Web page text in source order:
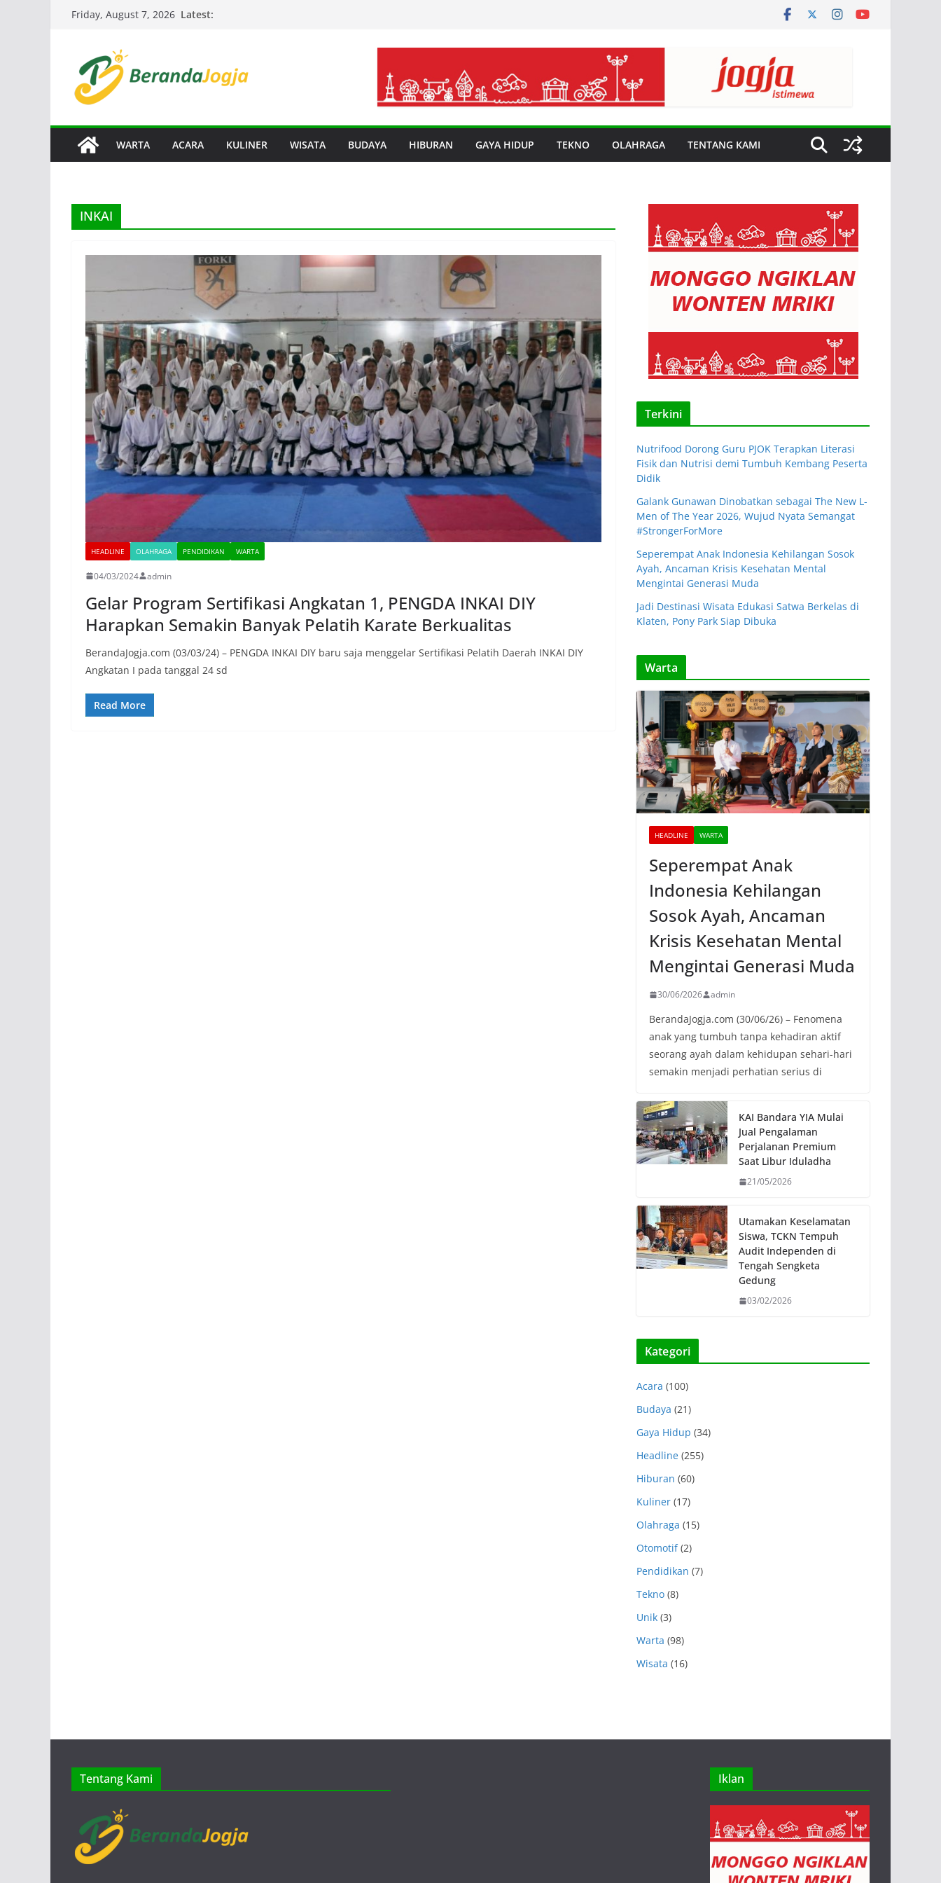
Friday, August 7, 2026 Latest:
WARTA ACARA KULINER WISATA BUDAYA HIBURAN GAYA HIDUP TEKNO OLAHRAGA TENTANG KAMI
INKAI
HEADLINE OLAHRAGA PENDIDIKAN WARTA
04/03/2024 admin
Gelar Program Sertifikasi Angkatan 1, PENGDA INKAI DIY
Harapkan Semakin Banyak Pelatih Karate Berkualitas
BerandaJogja.com (03/03/24) – PENGDA INKAI DIY baru saja menggelar Sertifikasi Pelatih Daerah INKAI DIY
Angkatan I pada tanggal 24 sd
Read More
Terkini
Nutrifood Dorong Guru PJOK Terapkan Literasi
Fisik dan Nutrisi demi Tumbuh Kembang Peserta
Didik
Galank Gunawan Dinobatkan sebagai The New L-
Men of The Year 2026, Wujud Nyata Semangat
#StrongerForMore
Seperempat Anak Indonesia Kehilangan Sosok
Ayah, Ancaman Krisis Kesehatan Mental
Mengintai Generasi Muda
Jadi Destinasi Wisata Edukasi Satwa Berkelas di
Klaten, Pony Park Siap Dibuka
Warta
HEADLINE WARTA
Seperempat Anak
Indonesia Kehilangan
Sosok Ayah, Ancaman
Krisis Kesehatan Mental
Mengintai Generasi Muda
30/06/2026 admin
BerandaJogja.com (30/06/26) – Fenomena
anak yang tumbuh tanpa kehadiran aktif
seorang ayah dalam kehidupan sehari-hari
semakin menjadi perhatian serius di
KAI Bandara YIA Mulai
Jual Pengalaman
Perjalanan Premium
Saat Libur Iduladha
21/05/2026
Utamakan Keselamatan
Siswa, TCKN Tempuh
Audit Independen di
Tengah Sengketa
Gedung
03/02/2026
Kategori
Acara (100)
Budaya (21)
Gaya Hidup (34)
Headline (255)
Hiburan (60)
Kuliner (17)
Olahraga (15)
Otomotif(2)
Pendidikan (7)
Tekno (8)
Unik (3)
Warta (98)
Wisata (16)
Tentang Kami Iklan